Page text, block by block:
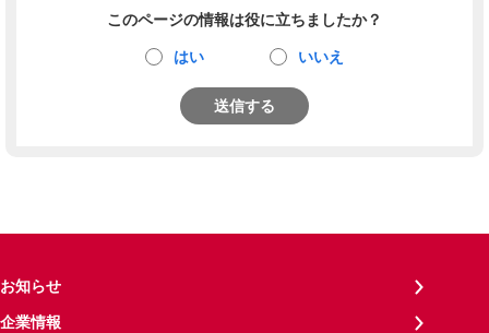
このページの情報は役に立ちましたか？
はい いいえ
送信する
お知らせ
企業情報